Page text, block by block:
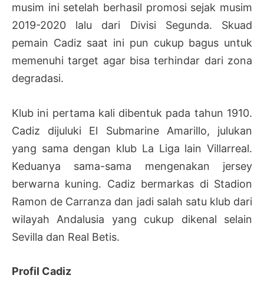
musim ini setelah berhasil promosi sejak musim
2019-2020 lalu dari Divisi Segunda. Skuad
pemain Cadiz saat ini pun cukup bagus untuk
memenuhi target agar bisa terhindar dari zona
degradasi.
Klub ini pertama kali dibentuk pada tahun 1910.
Cadiz dijuluki El Submarine Amarillo, julukan
yang sama dengan klub La Liga lain Villarreal.
Keduanya sama-sama mengenakan jersey
berwarna kuning. Cadiz bermarkas di Stadion
Ramon de Carranza dan jadi salah satu klub dari
wilayah Andalusia yang cukup dikenal selain
Sevilla dan Real Betis.
Profil Cadiz